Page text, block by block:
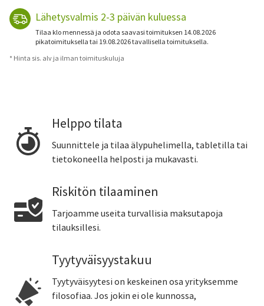
Lähetysvalmis 2-3 päivän kuluessa
Tilaa klo mennessä ja odota saavasi toimituksen 14.08.2026
pikatoimituksella tai 19.08.2026 tavallisella toimituksella.
* Hinta sis. alv ja ilman toimituskuluja
Helppo tilata
Suunnittele ja tilaa älypuhelimella, tabletilla tai
tietokoneella helposti ja mukavasti.
Riskitön tilaaminen
Tarjoamme useita turvallisia maksutapoja
tilauksillesi.
Tyytyväisyystakuu
Tyytyväisyytesi on keskeinen osa yrityksemme
filosofiaa. Jos jokin ei ole kunnossa,